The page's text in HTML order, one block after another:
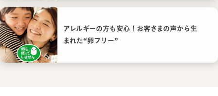
アレルギーの方も安心！お客さまの声から生
まれた“卵フリー”